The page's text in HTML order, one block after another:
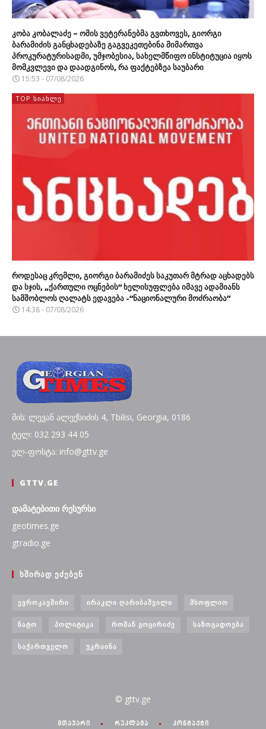
კობა კობალაძე – ომის ვეტერანებმა გვთხოვეს, გიორგი
ბარამიძის განცხადებაზე გაგვეკეთებინა მიმართვა
პროკურატურისადმი, უმჯობესია, სახელმწიფო ინსტიტუცია იყოს
მომკვლევი და დაადგინოს, რა ფაქტებზეა საუბარი
15:53 - 07/08/2026
TOP ᲡᲘᲐᲮᲚᲔ
როდესაც კრემლი, გიორგი ბარამიძეს საკუთარ მტრად აცხადებს
და სჯის, „ქართული ოცნების“ ხელისუფლება იმავე ადამიანს
სამშობლოს ღალატს ედავება -“ნაციონალური მოძრაობა”
14:38 - 07/08/2026
მის: ლევან ალექსიძის 4, Tbilisi, Georgia, 0186
ტელ: 032 293 44 05
ელ-ფოსტა: info@gttv.ge
GTTV.GE
დამატებითი რესურსი
geotimes.ge
gtradio.ge
ᲮᲨᲘᲠᲐᲓ ᲔᲫᲔᲑᲔᲜ
ᲔᲕᲠᲝᲙᲐᲕᲨᲘᲠᲘ ᲘᲠᲐᲙᲚᲘ ᲦᲐᲠᲘᲑᲐᲨᲕᲘᲚᲘ ᲛᲡᲝᲤᲚᲘᲝ
ᲜᲐᲢᲝ ᲞᲝᲚᲘᲢᲘᲙᲐ ᲠᲝᲛᲐᲜ ᲒᲝᲪᲘᲠᲘᲫᲔ ᲡᲐᲖᲝᲒᲐᲓᲝᲔᲑᲐ
ᲡᲐᲥᲐᲠᲗᲕᲔᲚᲝ ᲣᲙᲠᲐᲘᲜᲐ
© gttv.ge
მთავარი რეკლამა კონტაქტი